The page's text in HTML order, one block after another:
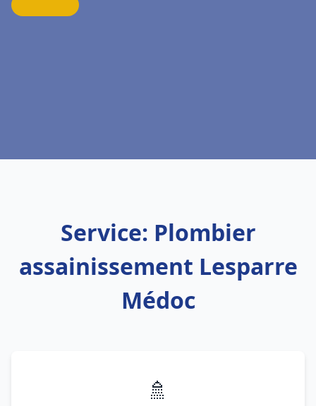
Service: Plombier
assainissement Lesparre
Médoc
🚿